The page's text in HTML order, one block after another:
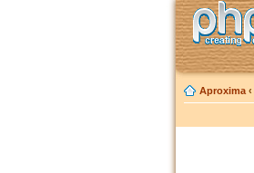
Aproxima ‹